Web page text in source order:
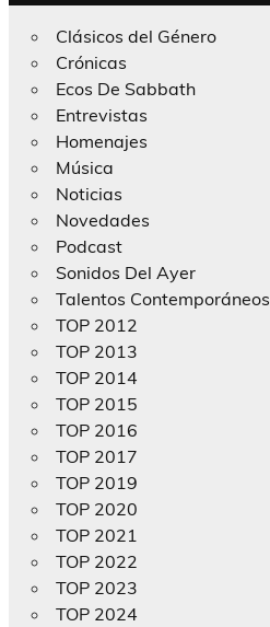
Clásicos del Género
Crónicas
Ecos De Sabbath
Entrevistas
Homenajes
Música
Noticias
Novedades
Podcast
Sonidos Del Ayer
Talentos Contemporáneos
TOP 2012
TOP 2013
TOP 2014
TOP 2015
TOP 2016
TOP 2017
TOP 2019
TOP 2020
TOP 2021
TOP 2022
TOP 2023
TOP 2024